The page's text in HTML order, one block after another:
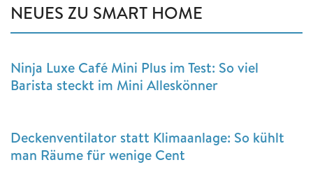
NEUES ZU SMART HOME
Ninja Luxe Café Mini Plus im Test: So viel
Barista steckt im Mini Alleskönner
Deckenventilator statt Klimaanlage: So kühlt
man Räume für wenige Cent